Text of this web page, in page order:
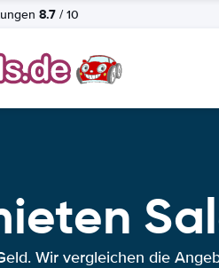
8.7 / 10
Wir vergleichen die